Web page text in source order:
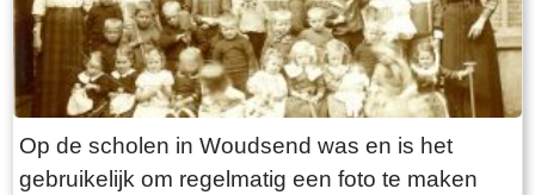
Op de scholen in Woudsend was en is het
gebruikelijk om regelmatig een foto te maken